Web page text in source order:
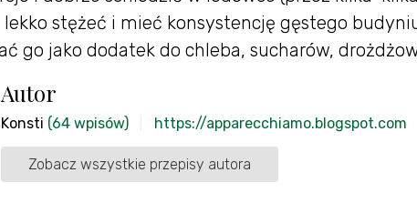
stężeć i mieć konsystencję gęstego
go jako dodatek do chleba, sucharów,
Autor
Konsti (64 wpisów) https://apparecchiamo.blogspot.com
Zobacz wszystkie przepisy autora